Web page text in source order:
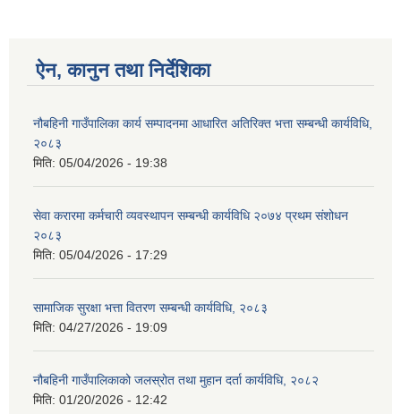
ऐन, कानुन तथा निर्देशिका
नौबहिनी गाउँपालिका कार्य सम्पादनमा आधारित अतिरिक्त भत्ता सम्बन्धी कार्यविधि,
२०८३
मिति: 05/04/2026 - 19:38
सेवा करारमा कर्मचारी व्यवस्थापन सम्बन्धी कार्यविधि २०७४ प्रथम संशोधन
२०८३
मिति: 05/04/2026 - 17:29
सामाजिक सुरक्षा भत्ता वितरण सम्बन्धी कार्यविधि, २०८३
मिति: 04/27/2026 - 19:09
नौबहिनी गाउँपालिकाको जलस्रोत तथा मुहान दर्ता कार्यविधि, २०८२
मिति: 01/20/2026 - 12:42